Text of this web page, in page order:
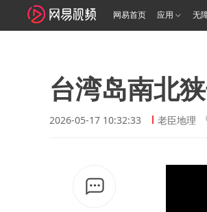
网易首页 应用 无
台湾岛南北
2026-05-17 10:32:33 老臣地理